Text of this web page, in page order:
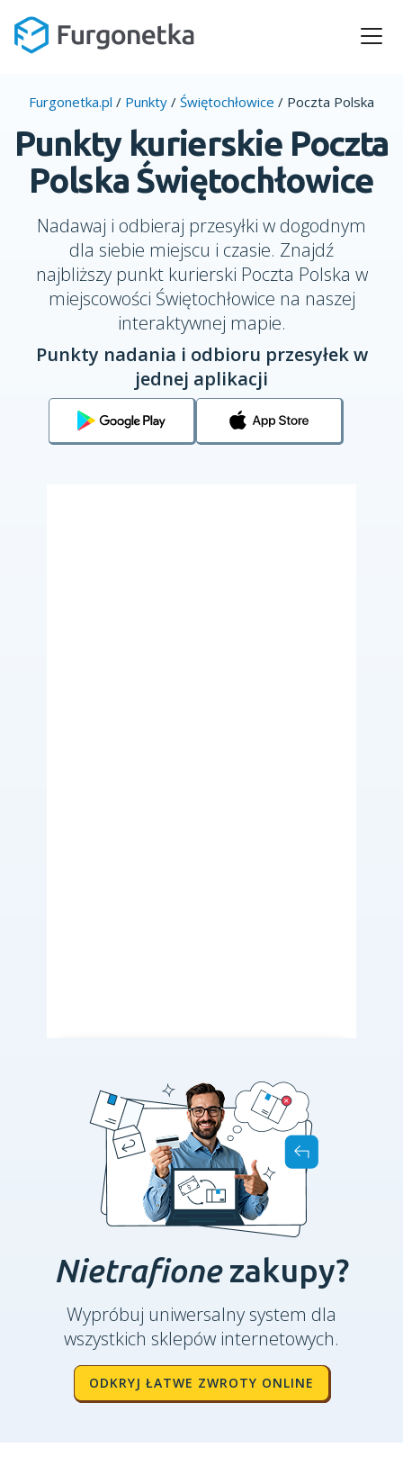
Furgonetka.pl / Punkty / Świętochłowice / Poczta Polska
Punkty kurierskie Poczta
Polska Świętochłowice
Nadawaj i odbieraj przesyłki w dogodnym
dla siebie miejscu i czasie. Znajdź
najbliższy punkt kurierski Poczta Polska w
miejscowości Świętochłowice na naszej
interaktywnej mapie.
Punkty nadania i odbioru przesyłek w
jednej aplikacji
Nietrafionezakupy?
Wypróbuj uniwersalny system dla
wszystkich sklepów internetowych.
ODKRYJ ŁATWE ZWROTY ONLINE